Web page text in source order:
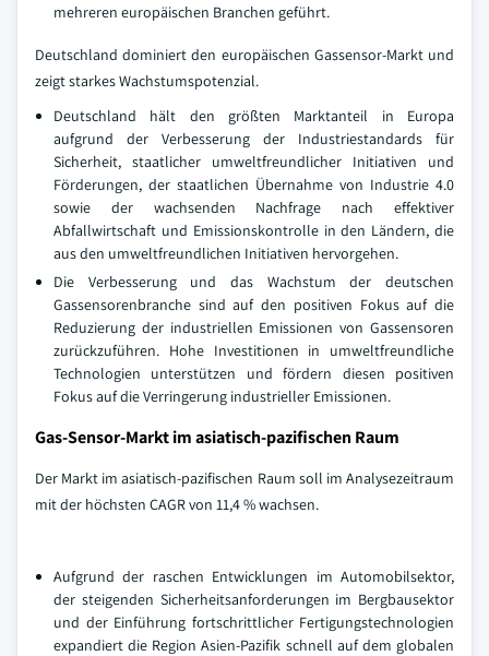
mehreren europäischen Branchen geführt.
Deutschland dominiert den europäischen Gassensor-Markt und
zeigt starkes Wachstumspotenzial.
Deutschland hält den größten Marktanteil in Europa
aufgrund der Verbesserung der Industriestandards für
Sicherheit, staatlicher umweltfreundlicher Initiativen und
Förderungen, der staatlichen Übernahme von Industrie 4.0
sowie der wachsenden Nachfrage nach effektiver
Abfallwirtschaft und Emissionskontrolle in den Ländern, die
aus den umweltfreundlichen Initiativen hervorgehen.
Die Verbesserung und das Wachstum der deutschen
Gassensorenbranche sind auf den positiven Fokus auf die
Reduzierung der industriellen Emissionen von Gassensoren
zurückzuführen. Hohe Investitionen in umweltfreundliche
Technologien unterstützen und fördern diesen positiven
Fokus auf die Verringerung industrieller Emissionen.
Gas-Sensor-Markt im asiatisch-pazifischen Raum
Der Markt im asiatisch-pazifischen Raum soll im Analysezeitraum
mit der höchsten CAGR von 11,4 % wachsen.
Aufgrund der raschen Entwicklungen im Automobilsektor,
der steigenden Sicherheitsanforderungen im Bergbausektor
und der Einführung fortschrittlicher Fertigungstechnologien
expandiert die Region Asien-Pazifik schnell auf dem globalen